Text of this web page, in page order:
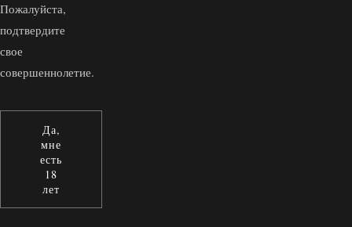
Пожалуйста,
подтвердите
свое
совершеннолетие.
Да,
мне
есть
18
лет